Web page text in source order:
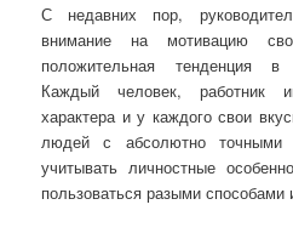
С недавних пор,
внимание на мотивацию
положительная тенденция в
Каждый человек, работник
характера и у каждого свои
людей с абсолютно точными
учитывать личностные
пользоваться разыми способами